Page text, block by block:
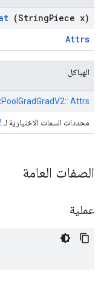
(StringPiece x)
Attrs
الهياكل
Attrs
محددات السمات الاختيارية لـ
الصفات العامة
عملية